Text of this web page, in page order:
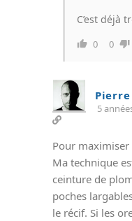
C’est déjà
0 0
5
Pour
Ma technique
ceinture de
poches
le récif. Si les